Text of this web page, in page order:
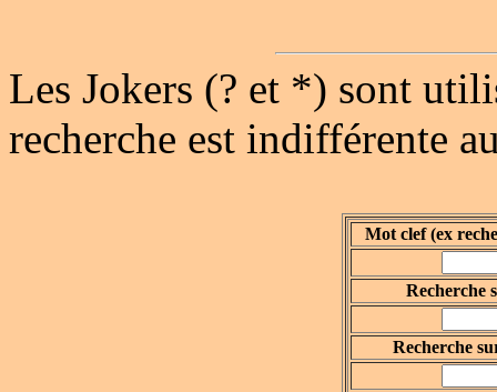
Les Jokers (? et *) sont
recherche est indifférente
Mot clef (ex
Recherche
Recherche